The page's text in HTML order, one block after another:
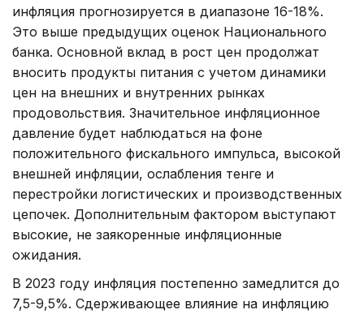
инфляция прогнозируется в диапазоне 16-18%.
Это выше предыдущих оценок Национального
банка. Основной вклад в рост цен продолжат
вносить продукты питания с учетом динамики
цен на внешних и внутренних рынках
продовольствия. Значительное инфляционное
давление будет наблюдаться на фоне
положительного фискального импульса, высокой
внешней инфляции, ослабления тенге и
перестройки логистических и производственных
цепочек. Дополнительным фактором выступают
высокие, не заякоренные инфляционные
ожидания.
В 2023 году инфляция постепенно замедлится до
7,5-9,5%. Сдерживающее влияние на инфляцию